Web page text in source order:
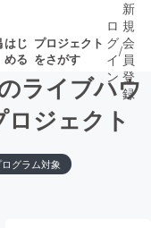
はじ
める
プロジェクト
をさがす
了が近いプ
クト
されます
ロ
グ
イ
ン
/
新
規
会
員
登
録
ライブハウ
ジェクト
グラム対象